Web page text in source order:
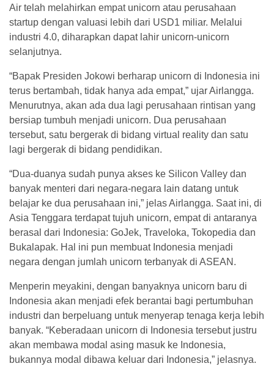
Air telah melahirkan empat unicorn atau perusahaan
startup dengan valuasi lebih dari USD1 miliar. Melalui
industri 4.0, diharapkan dapat lahir unicorn-unicorn
selanjutnya.
“Bapak Presiden Jokowi berharap unicorn di Indonesia ini
terus bertambah, tidak hanya ada empat,” ujar Airlangga.
Menurutnya, akan ada dua lagi perusahaan rintisan yang
bersiap tumbuh menjadi unicorn. Dua perusahaan
tersebut, satu bergerak di bidang virtual reality dan satu
lagi bergerak di bidang pendidikan.
“Dua-duanya sudah punya akses ke Silicon Valley dan
banyak menteri dari negara-negara lain datang untuk
belajar ke dua perusahaan ini,” jelas Airlangga. Saat ini, di
Asia Tenggara terdapat tujuh unicorn, empat di antaranya
berasal dari Indonesia: GoJek, Traveloka, Tokopedia dan
Bukalapak. Hal ini pun membuat Indonesia menjadi
negara dengan jumlah unicorn terbanyak di ASEAN.
Menperin meyakini, dengan banyaknya unicorn baru di
Indonesia akan menjadi efek berantai bagi pertumbuhan
industri dan berpeluang untuk menyerap tenaga kerja lebih
banyak. “Keberadaan unicorn di Indonesia tersebut justru
akan membawa modal asing masuk ke Indonesia,
bukannya modal dibawa keluar dari Indonesia,” jelasnya.